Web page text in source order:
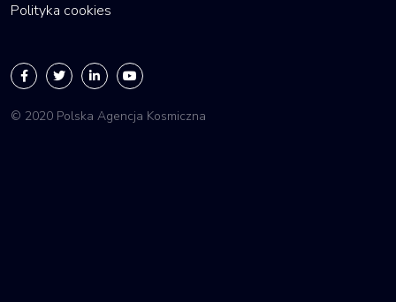
Polityka cookies
© 2020 Polska Agencja Kosmiczna